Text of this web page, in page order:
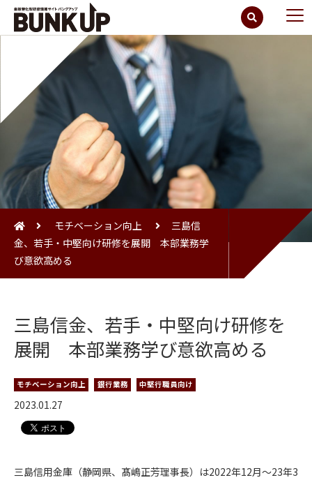
モチベーション向上
三島信
金、若手・中堅向け研修を展開 本部業務学
び意欲高める
三島信金、若手・中堅向け研修を
展開 本部業務学び意欲高める
モチベーション向上 銀行業務 中堅行職員向け
2023.01.27
三島信用金庫（静岡県、髙嶋正芳理事長）は2022年12月～23年3